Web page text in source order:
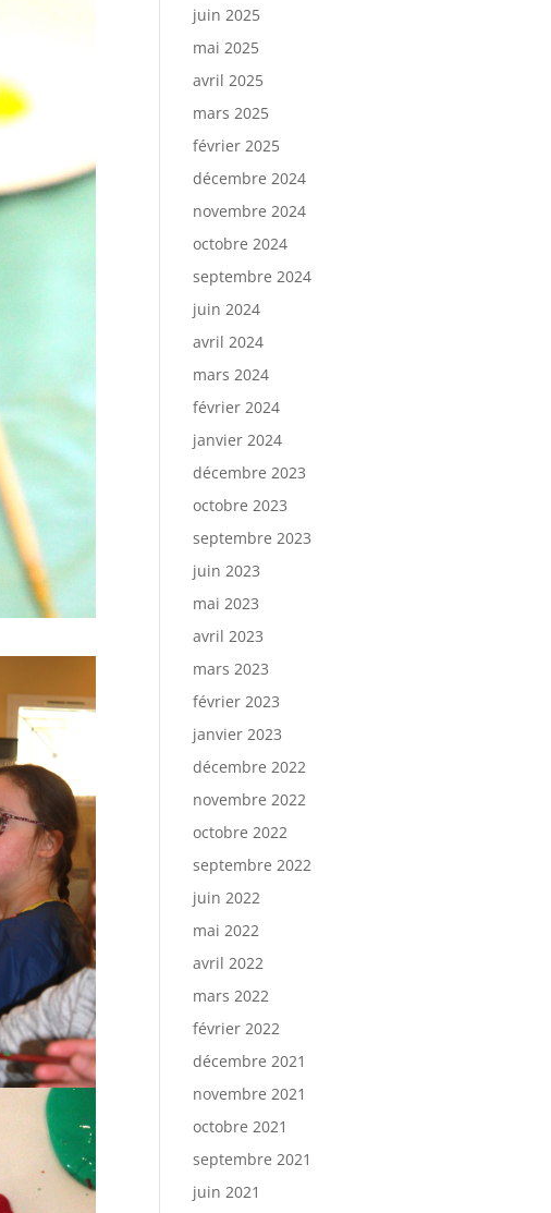
juin 2025
mai 2025
avril 2025
mars 2025
février 2025
décembre 2024
novembre 2024
octobre 2024
septembre 2024
juin 2024
avril 2024
mars 2024
février 2024
janvier 2024
décembre 2023
octobre 2023
septembre 2023
juin 2023
mai 2023
avril 2023
mars 2023
février 2023
janvier 2023
décembre 2022
novembre 2022
octobre 2022
septembre 2022
juin 2022
mai 2022
avril 2022
mars 2022
février 2022
décembre 2021
novembre 2021
octobre 2021
septembre 2021
juin 2021